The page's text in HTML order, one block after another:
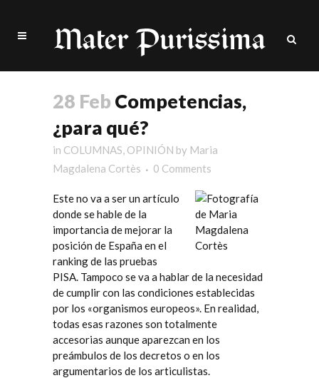
28 Feb Competencias,
¿para qué?
in COLUMNAS, OPINIÓN by Maria
Magdalena Cortès
0 Comments
Este no va a ser un artículo
donde se hable de la
importancia de mejorar la
posición de España en el
ranking de las pruebas
PISA. Tampoco se va a hablar de la necesidad
de cumplir con las condiciones establecidas
por los «organismos europeos». En realidad,
todas esas razones son totalmente
accesorias aunque aparezcan en los
preámbulos de los decretos o en los
argumentarios de los articulistas.